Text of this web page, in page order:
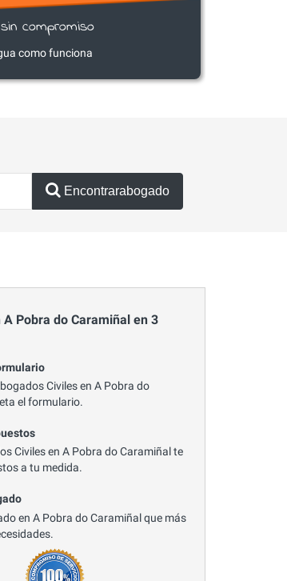
compromiso
como funciona
Encontrarabogado
A Pobra do Caramiñal en 3
Civiles en A Pobra do
el formulario.
Civiles en A Pobra do Caramiñal te
a tu medida.
en A Pobra do Caramiñal que más